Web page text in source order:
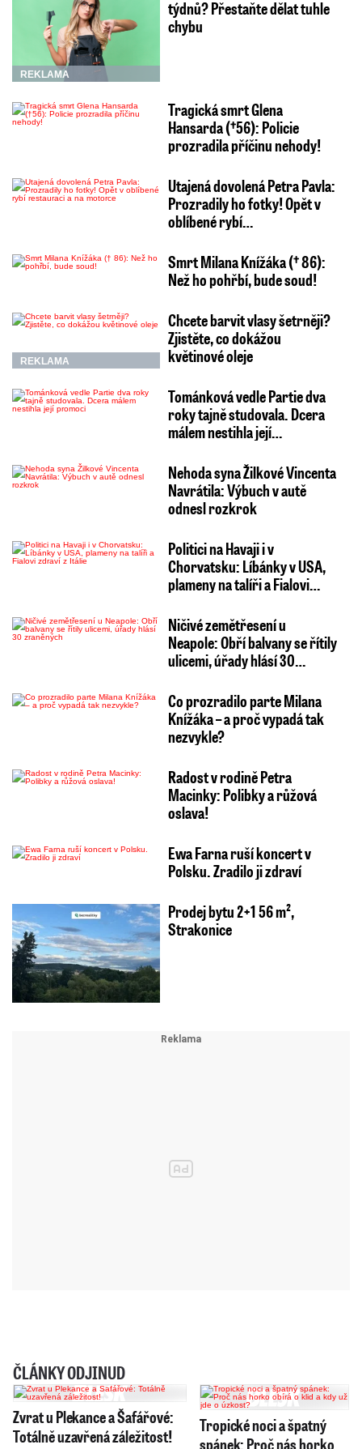
REKLAMA
týdnů? Přestaňte dělat tuhle
chybu
Tragická smrt Glena
Hansarda (†56): Policie
prozradila příčinu nehody!
Utajená dovolená Petra Pavla:
Prozradily ho fotky! Opět v
oblíbené rybí…
Smrt Milana Knížáka († 86):
Než ho pohřbí, bude soud!
REKLAMA
Chcete barvit vlasy šetrněji?
Zjistěte, co dokážou
květinové oleje
Tománková vedle Partie dva
roky tajně studovala. Dcera
málem nestihla její…
Nehoda syna Žilkové Vincenta
Navrátila: Výbuch v autě
odnesl rozkrok
Politici na Havaji i v
Chorvatsku: Líbánky v USA,
plameny na talíři a Fialovi…
Ničivé zemětřesení u
Neapole: Obří balvany se řítily
ulicemi, úřady hlásí 30…
Co prozradilo parte Milana
Knížáka – a proč vypadá tak
nezvykle?
Radost v rodině Petra
Macinky: Polibky a růžová
oslava!
Ewa Farna ruší koncert v
Polsku. Zradilo ji zdraví
Prodej bytu 2+1 56 m²,
Strakonice
ČLÁNKY ODJINUD
Zvrat u Plekance a Šafářové:
Totálně uzavřená záležitost!
Tropické noci a špatný
spánek: Proč nás horko